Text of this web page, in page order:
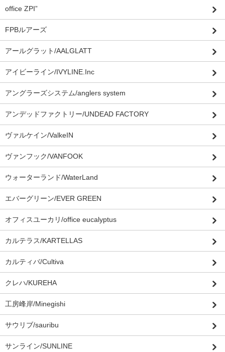
office ZPI”
FPBルアーズ
アールグラット/AALGLATT
アイビーライン/IVYLINE.Inc
アングラーズシステム/anglers system
アンデッドファクトリー/UNDEAD FACTORY
ヴァルケイン/ValkeIN
ヴァンフック/VANFOOK
ウォーターランド/WaterLand
エバーグリーン/EVER GREEN
オフィスユーカリ/office eucalyptus
カルテラス/KARTELLAS
カルティバ/Cultiva
クレハ/KUREHA
工房峰岸/Minegishi
サウリブ/sauribu
サンライン/SUNLINE